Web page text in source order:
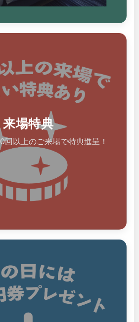
来場特典
回以上のご来場で特典進呈！